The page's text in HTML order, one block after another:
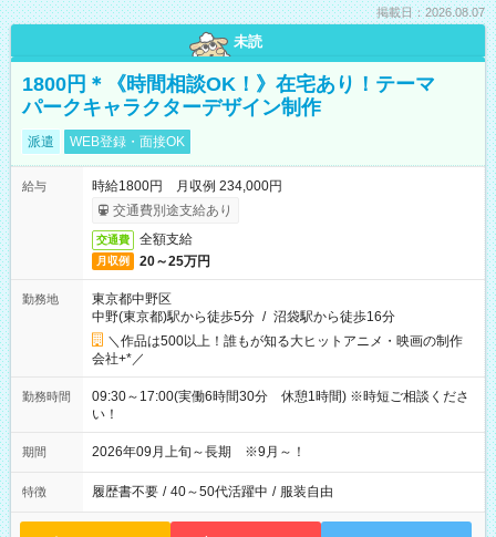
掲載日：2026.08.07
未読
1800円＊《時間相談OK！》在宅あり！テーマ
パークキャラクターデザイン制作
派遣 WEB登録・面接OK
給与
時給1800円 月収例 234,000円
交通費別途支給あり
交通費 全額支給
月収例 20～25万円
勤務地
東京都中野区
中野(東京都)駅から徒歩5分 / 沼袋駅から徒歩16分
＼作品は500以上！誰もが知る大ヒットアニメ・映画の制作
会社+*／
勤務時間
09:30～17:00(実働6時間30分 休憩1時間) ※時短ご相談くださ
い！
期間 2026年09月上旬～長期 ※9月～！
特徴 履歴書不要 / 40～50代活躍中 / 服装自由